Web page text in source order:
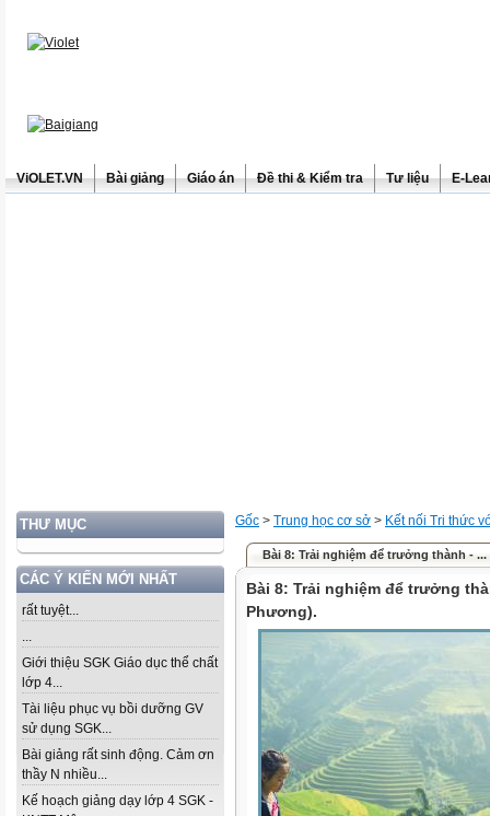
ViOLET.VN Bài giảng Giáo án Đề thi & Kiểm tra Tư liệu E-
THƯ MỤC
CÁC Ý KIẾN MỚI NHẤT
rất tuyệt...
...
Giới thiệu SGK Giáo dục thể chất
lớp 4...
Tài liệu phục vụ bồi dưỡng GV
sử dụng SGK...
Bài giảng rất sinh động. Cảm ơn
thầy N nhiều...
Kế hoạch giảng dạy lớp 4 SGK -
Gốc > Trung học cơ sở > Kết nối Tri thức
Bài 8: Trải nghiệm để trưởng thành -
Bài 8: Trải nghiệm để trưởng
Phương).